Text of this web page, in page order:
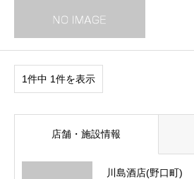
1件中 1件を表示
店舗・施設情報
川島酒店(野口町)